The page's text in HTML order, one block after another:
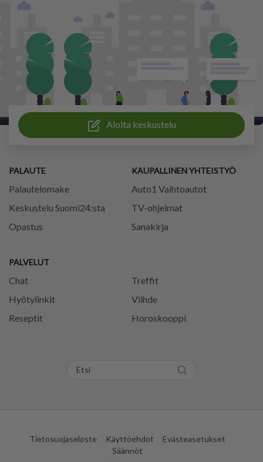
Aloita keskustelu
PALAUTE
Palautelomake
Keskustelu Suomi24:sta
Opastus
PALVELUT
Chat
Treffit
Hyötylinkit
Viihde
Reseptit
Horoskooppi
KAUPALLINEN YHTEISTYÖ
Auto1 Vaihtoautot
TV-ohjelmat
Sanakirja
Tietosuojaseloste Käyttöehdot
Evästeasetukset
Säännöt